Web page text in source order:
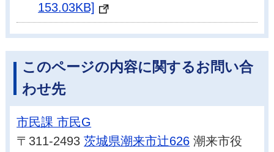
153.03KB]
このページの内容に関するお問い合
わせ先
市民課 市民G
〒311-2493茨城県潮来市辻626 潮来市役